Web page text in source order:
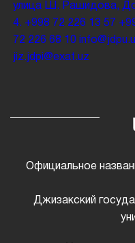
улица Ш. Рашидова,
4. +998 72 226 13 57
72 226 68 10
jiz.jdpi@exat.uz
Официальное
Джизакский